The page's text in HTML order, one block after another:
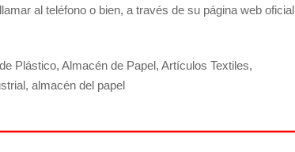
al teléfono o bien, a través de su página web oficial
Plástico, Almacén de Papel, Artículos Textiles,
almacén del papel